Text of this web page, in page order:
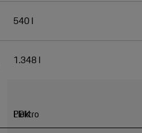
540 l
1.348 l
Elektro
PDK